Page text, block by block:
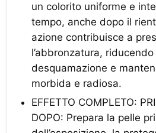
un colorito uniforme e
tempo, anche dopo il
azione contribuisce a
l’abbronzatura,
desquamazione e
morbida e radiosa.
EFFETTO COMPLETO:
DOPO: Prepara la pelle